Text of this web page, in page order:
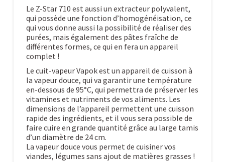
Le Z-Star 710 est aussi un extracteur polyvalent,
qui possède une fonction d’homogénéisation, ce
qui vous donne aussi la possibilité de réaliser des
purées, mais également des pâtes fraîche de
différentes formes, ce qui en fera un appareil
complet !
Le cuit-vapeur Vapok est un appareil de cuisson à
la vapeur douce, qui va garantir une température
en-dessous de 95°C, qui permettra de préserver les
vitamines et nutriments de vos aliments. Les
dimensions de l’appareil permettent une cuisson
rapide des ingrédients, et il vous sera possible de
faire cuire en grande quantité grâce au large tamis
d’un diamètre de 24 cm.
La vapeur douce vous permet de cuisiner vos
viandes, légumes sans ajout de matières grasses !